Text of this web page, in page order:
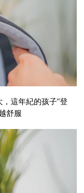
這年紀的孩子"登
舒服